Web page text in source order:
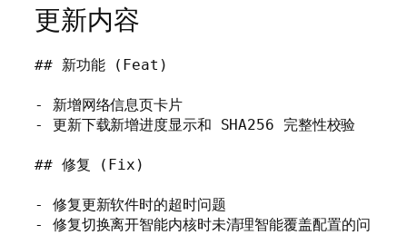
更新内容
## 新功能 (Feat)
- 新增网络信息页卡片
- 更新下载新增进度显示和 SHA256 完整性校验
## 修复 (Fix)
- 修复更新软件时的超时问题
- 修复切换离开智能内核时未清理智能覆盖配置的问